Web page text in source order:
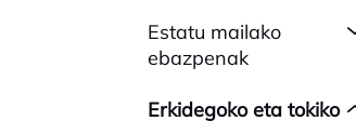
Estatu mailako
ebazpenak
Erkidegoko eta tokiko